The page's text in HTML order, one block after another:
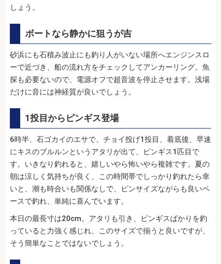
しょう。
ボートなら静かに狙うが吉
砂浜にも石積み波止にも釣り人がいない場所へエンジンスロ
ーで近づき、船の流れ方をチェックしてアンカーリング。魚
探も必要ないので、電源オフで超音波を停止させます。浅場
だけに音には神経質が良いでしょう。
1投目からピンギス登場
6時半、石ゴカイのエサで、チョイ投げ1投目、着底後、早速
にキスのブルルンというアタリが出て、ピンギス1匹目で
す。いきなり釣れると、嬉しいやら怖いやら複雑です。夏の
朝は涼しく気持ちが良く、この時間帯でしっかり釣れたら幸
いと、潮も時合いも関係なしで、ピンサイズながらも良いペ
ースで釣れ、単純に喜んでいます。
本日の最長寸は20cm。アタリも引き、ピンギスばかりを釣
っていると力強く感じれ、このサイズで揃うと良いですが、
そう簡単なことではないでしょう。